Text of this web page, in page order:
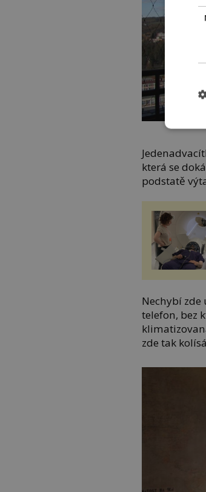
která se
podstatě
Nechybí
telefon, bez
zde tak